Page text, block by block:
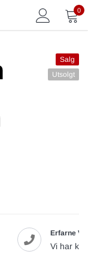
0
Salg
Utsolgt
Erfarne
Vi har